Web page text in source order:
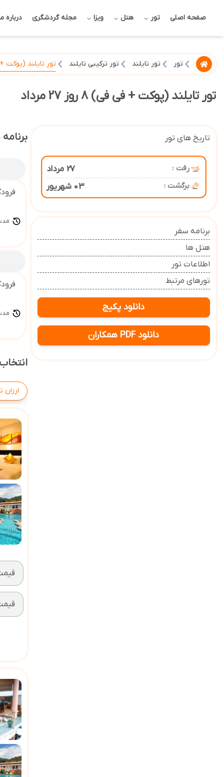
صفحه اصلی تور هتل ویزا مجله گردشگری درباره
تور تور تایلند تور ترکیبی تایلند تور تایلند (پوکت + فی فی)
تور تایلند (پوکت + فی فی) 8 روز 27 مرداد
تاریخ های تور
رفت : 27 مرداد
برگشت : 03 شهریور
برنامه سفر
هتل ها
اطلاعات تور
تورهای مرتبط
دانلود پکیج
دانلود PDF همکاران
مدت
مدت
ارزان
قیمت 2 تخته